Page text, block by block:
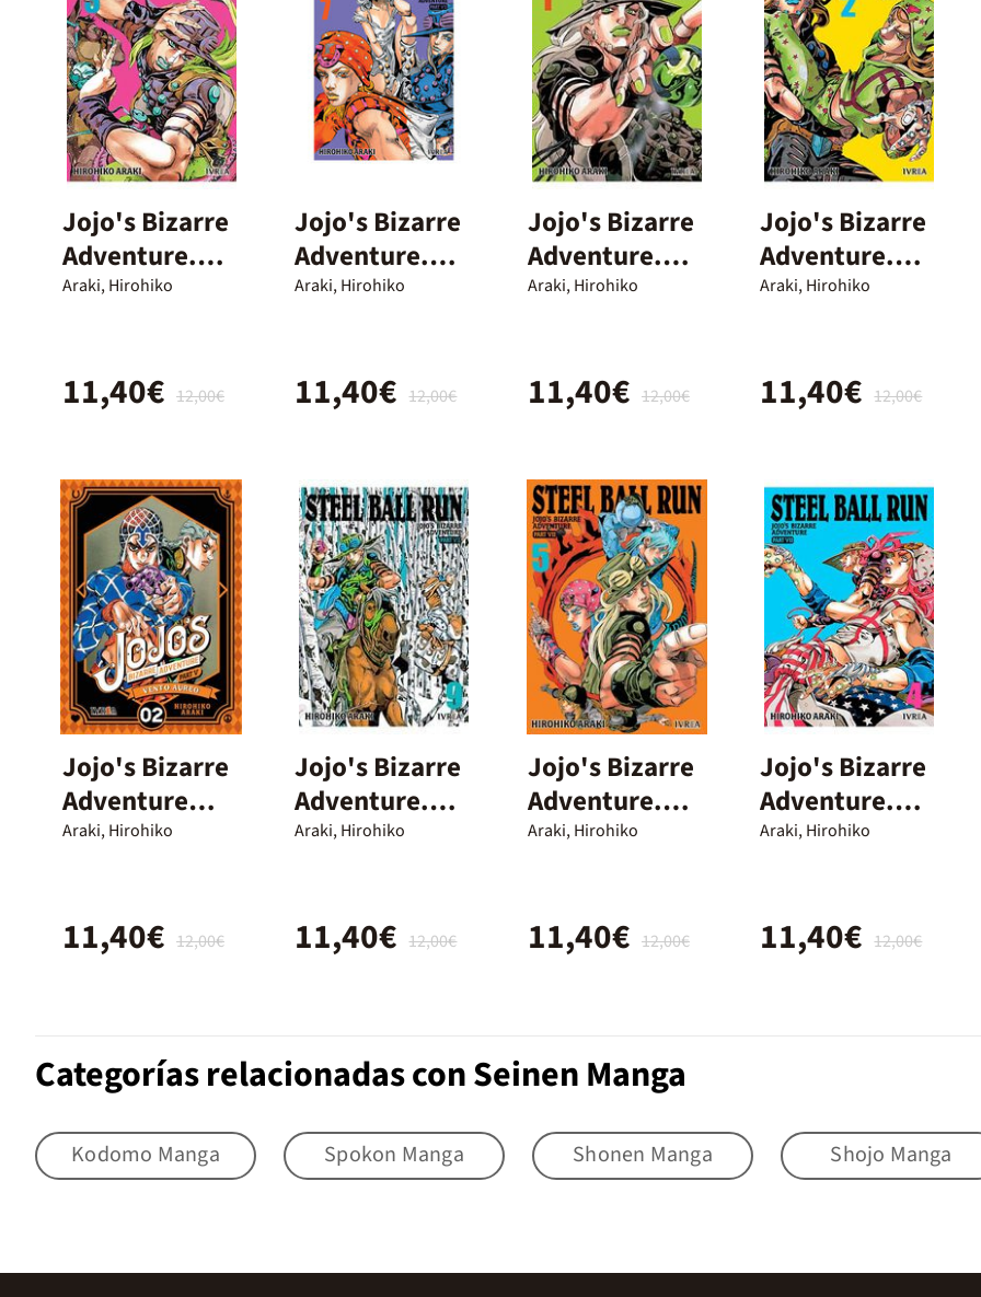
Jojo's Bizarre
Adventure.
Parte 7. Steel
Araki, Hirohiko
12,00€
11,40€
Jojo's Bizarre
Adventure.
Parte 7. Steel
Araki, Hirohiko
12,00€
11,40€
Jojo's Bizarre
Adventure.
Parte 7. Steel
Araki, Hirohiko
12,00€
11,40€
Jojo's Bizarre
Adventure.
Parte 7. Steel
Araki, Hirohiko
12,00€
11,40€
Jojo's Bizarre
Adventure
parte 5 vento
Araki, Hirohiko
12,00€
11,40€
Jojo's Bizarre
Adventure.
Parte 7. Steel
Araki, Hirohiko
12,00€
11,40€
Jojo's Bizarre
Adventure.
Parte 7. Steel
Araki, Hirohiko
12,00€
11,40€
Jojo's Bizarre
Adventure.
Parte 7. Steel
Araki, Hirohiko
12,00€
11,40€
Categorías relacionadas con Seinen Manga
Kodomo Manga Spokon Manga Shonen Manga Shojo Manga